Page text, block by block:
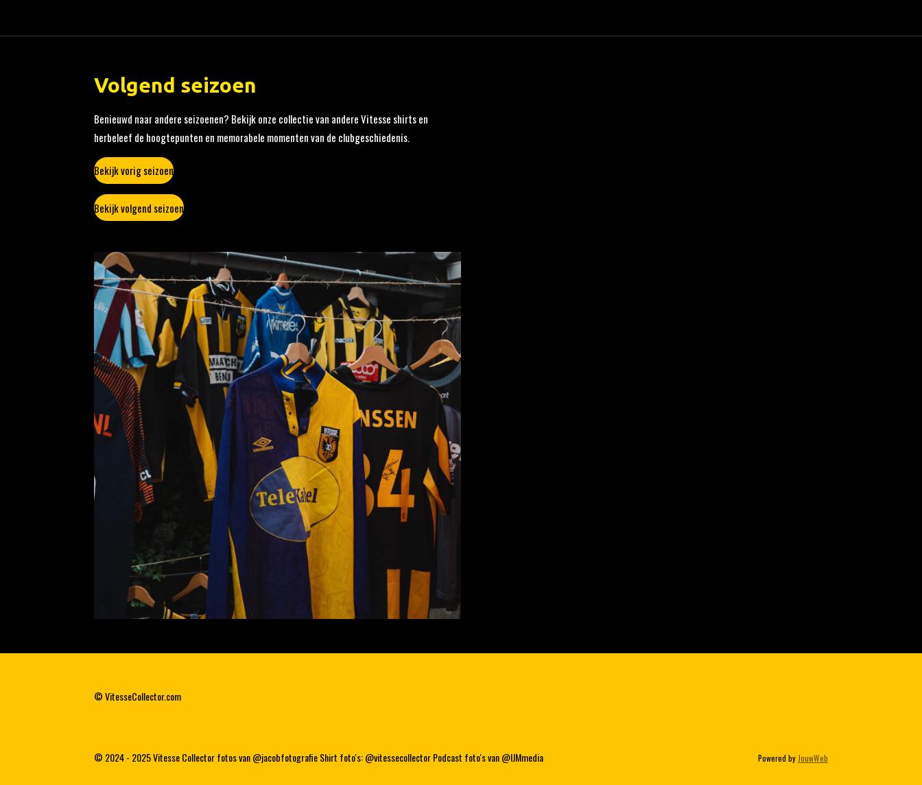
Volgend seizoen
Benieuwd naar andere seizoenen? Bekijk onze collectie van andere Vitesse shirts en
herbeleef de hoogtepunten en memorabele momenten van de clubgeschiedenis.
Bekijk vorig seizoen
Bekijk volgend seizoen
© VitesseCollector.com
© 2024 - 2025 Vitesse Collector fotos van @jacobfotografie Shirt foto's: @vitessecollector Podcast foto's van @IJMmedia Powered by JouwWeb